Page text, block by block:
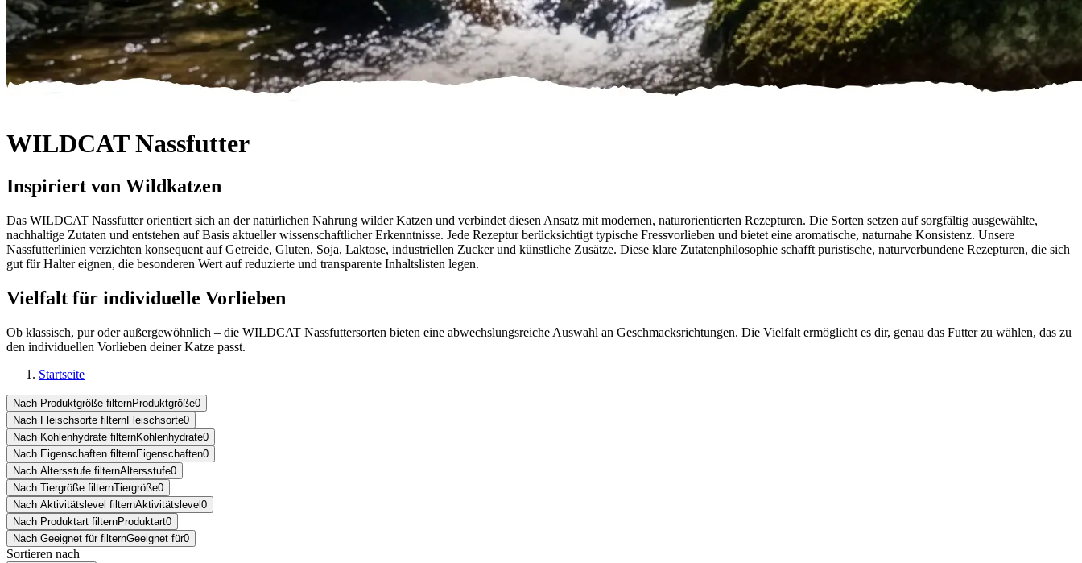
WILDCAT Nassfutter
Inspiriert von Wildkatzen
Das WILDCAT Nassfutter orientiert sich an der natürlichen Nahrung wilder Katzen und verbindet diesen Ansatz mit modernen, naturorientierten Rezepturen. Die Sorten setzen auf sorgfältig ausgewählte,
nachhaltige Zutaten und entstehen auf Basis aktueller wissenschaftlicher Erkenntnisse. Jede Rezeptur berücksichtigt typische Fressvorlieben und bietet eine aromatische, naturnahe Konsistenz. Unsere
Nassfutterlinien verzichten konsequent auf Getreide, Gluten, Soja, Laktose, industriellen Zucker und künstliche Zusätze. Diese klare Zutatenphilosophie schafft puristische, naturverbundene Rezepturen, die sich
gut für Halter eignen, die besonderen Wert auf reduzierte und transparente Inhaltslisten legen.
Vielfalt für individuelle Vorlieben
Ob klassisch, pur oder außergewöhnlich – die WILDCAT Nassfuttersorten bieten eine abwechslungsreiche Auswahl an Geschmacksrichtungen. Die Vielfalt ermöglicht es dir, genau das Futter zu wählen, das zu
den individuellen Vorlieben deiner Katze passt.
Startseite
Nach Produktgröße filternProduktgröße0
Nach Fleischsorte filternFleischsorte0
Nach Kohlenhydrate filternKohlenhydrate0
Nach Eigenschaften filternEigenschaften0
Nach Altersstufe filternAltersstufe0
Nach Tiergröße filternTiergröße0
Nach Aktivitätslevel filternAktivitätslevel 0
Nach Produktart filternProduktart0
Nach Geeignet für filternGeeignet für0
Sortieren nach